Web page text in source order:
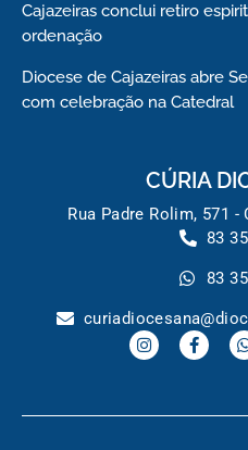
Cajazeiras conclui retiro
ordenação
Diocese de Cajazeiras abre
com celebração na Catedral
CÚRIA
Rua Padre Rolim, 571
83
83